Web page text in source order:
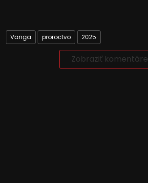
Vanga proroctvo 2025
Zobraziť komentáre